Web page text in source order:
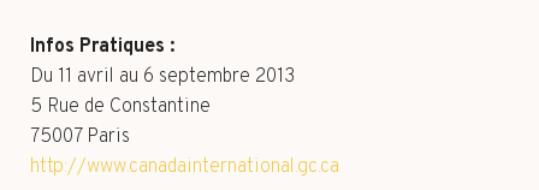
Infos Pratiques :
Du 11 avril au 6 septembre 2013
5 Rue de Constantine
75007 Paris
http://www.canadainternational.gc.ca